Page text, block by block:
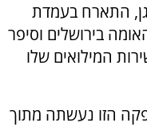
התארח בעמדת
האומה בירושלים וסיפר
המילואים שלו
הזו נעשתה מתוך